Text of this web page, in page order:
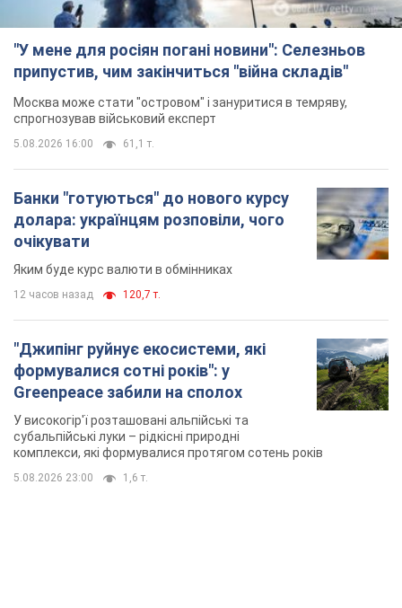
"У мене для росіян погані новини": Селезньов
припустив, чим закінчиться "війна складів"
Москва може стати "островом" і зануритися в темряву,
спрогнозував військовий експерт
5.08.2026 16:00 61,1 т.
Банки "готуються" до нового курсу
долара: українцям розповіли, чого
очікувати
Яким буде курс валюти в обмінниках
12 часов назад 120,7 т.
"Джипінг руйнує екосистеми, які
формувалися сотні років": у
Greenpeace забили на сполох
У високогір'ї розташовані альпійські та
субальпійські луки – рідкісні природні
комплекси, які формувалися протягом сотень років
5.08.2026 23:00 1,6 т.